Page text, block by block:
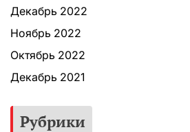
Декабрь 2022
Ноябрь 2022
Октябрь 2022
Декабрь 2021
Рубрики